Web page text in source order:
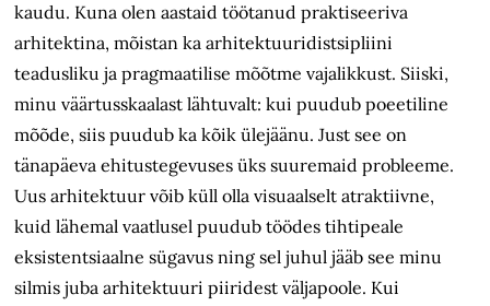
kaudu. Kuna olen aastaid töötanud praktiseeriva
arhitektina, mõistan ka arhitektuuridistsipliini
teadusliku ja pragmaatilise mõõtme vajalikkust. Siiski,
minu väärtusskaalast lähtuvalt: kui puudub poeetiline
mõõde, siis puudub ka kõik ülejäänu. Just see on
tänapäeva ehitustegevuses üks suuremaid probleeme.
Uus arhitektuur võib küll olla visuaalselt atraktiivne,
kuid lähemal vaatlusel puudub töödes tihtipeale
eksistentsiaalne sügavus ning sel juhul jääb see minu
silmis juba arhitektuuri piiridest väljapoole. Kui